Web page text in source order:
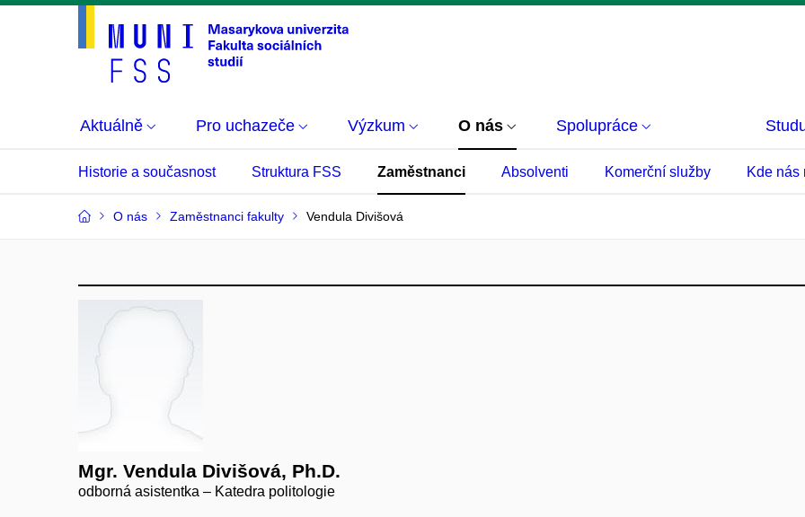
Aktuálně Pro uchazeče Výzkum O nás Spolupráce
Historie a současnost Struktura FSS Zaměstnanci Absolventi Komerční služby Kde nás
O nás Zaměstnanci fakulty Vendula Divišová
Mgr. Vendula Divišová, Ph.D.
odborná asistentka – Katedra politologie